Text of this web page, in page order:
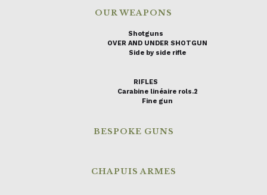
OUR WEAPONS
Shotguns
OVER AND UNDER SHOTGUN
Side by side rifle
RIFLES
Carabine linéaire rols.2
Fine gun
BESPOKE GUNS
CHAPUIS ARMES